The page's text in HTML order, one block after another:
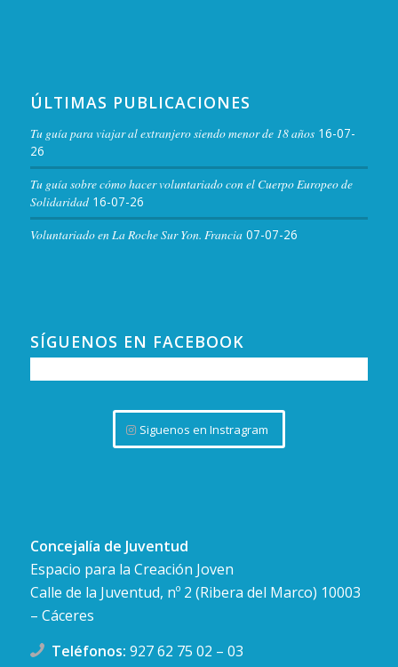
ÚLTIMAS PUBLICACIONES
Tu guía para viajar al extranjero siendo menor de 18 años 16-07-
26
Tu guía sobre cómo hacer voluntariado con el Cuerpo Europeo de
Solidaridad 16-07-26
Voluntariado en La Roche Sur Yon. Francia 07-07-26
SÍGUENOS EN FACEBOOK
Siguenos en Instragram
Concejalía de Juventud
Espacio para la Creación Joven
Calle de la Juventud, nº 2 (Ribera del Marco) 10003
– Cáceres
Teléfonos: 927 62 75 02 – 03